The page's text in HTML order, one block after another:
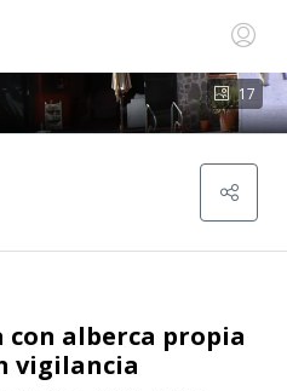
17
con alberca propia
vigilancia